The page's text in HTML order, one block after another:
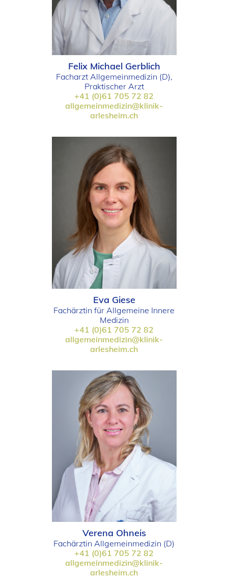
Felix Michael Gerblich
Facharzt Allgemeinmedizin (D),
Praktischer Arzt
+41 (0)61 705 72 82
allgemeinmedizin@klinik-
arlesheim.ch
Eva Giese
Fachärztin für Allgemeine Innere
Medizin
+41 (0)61 705 72 82
allgemeinmedizin@klinik-
arlesheim.ch
Verena Ohneis
Fachärztin Allgemeinmedizin (D)
+41 (0)61 705 72 82
allgemeinmedizin@klinik-
arlesheim.ch